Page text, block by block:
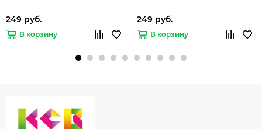
249 руб.
В корзину
249 руб.
В корзину